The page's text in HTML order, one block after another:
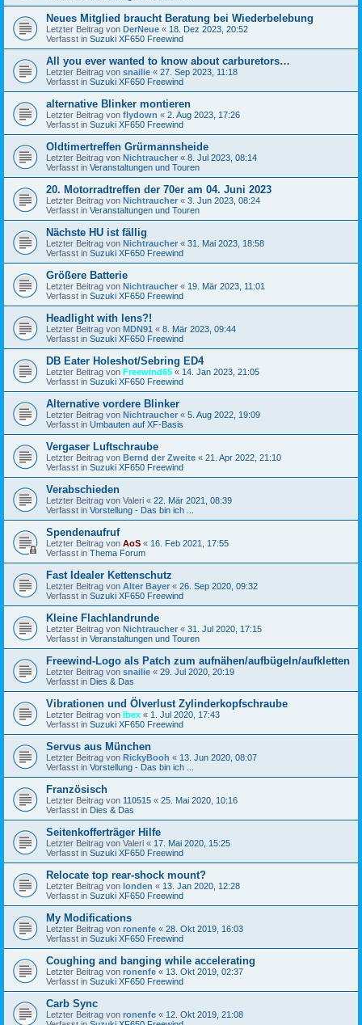
Neues Mitglied braucht Beratung bei Wiederbelebung
Letzter Beitrag von DerNeue « 18. Dez 2023, 20:52
Verfasst in Suzuki XF650 Freewind
All you ever wanted to know about carburetors…
Letzter Beitrag von snailie « 27. Sep 2023, 11:18
Verfasst in Suzuki XF650 Freewind
alternative Blinker montieren
Letzter Beitrag von flydown « 2. Aug 2023, 17:26
Verfasst in Suzuki XF650 Freewind
Oldtimertreffen Grürmannsheide
Letzter Beitrag von Nichtraucher « 8. Jul 2023, 08:14
Verfasst in Veranstaltungen und Touren
20. Motorradtreffen der 70er am 04. Juni 2023
Letzter Beitrag von Nichtraucher « 3. Jun 2023, 08:24
Verfasst in Veranstaltungen und Touren
Nächste HU ist fällig
Letzter Beitrag von Nichtraucher « 31. Mai 2023, 18:58
Verfasst in Suzuki XF650 Freewind
Größere Batterie
Letzter Beitrag von Nichtraucher « 19. Mär 2023, 11:01
Verfasst in Suzuki XF650 Freewind
Headlight with lens?!
Letzter Beitrag von MDN91 « 8. Mär 2023, 09:44
Verfasst in Suzuki XF650 Freewind
DB Eater Holeshot/Sebring ED4
Letzter Beitrag von Freewind65 « 14. Jan 2023, 21:05
Verfasst in Suzuki XF650 Freewind
Alternative vordere Blinker
Letzter Beitrag von Nichtraucher « 5. Aug 2022, 19:09
Verfasst in Umbauten auf XF-Basis
Vergaser Luftschraube
Letzter Beitrag von Bernd der Zweite « 21. Apr 2022, 21:10
Verfasst in Suzuki XF650 Freewind
Verabschieden
Letzter Beitrag von Valeri « 22. Mär 2021, 08:39
Verfasst in Vorstellung - Das bin ich ...
Spendenaufruf
Letzter Beitrag von AoS « 16. Feb 2021, 17:55
Verfasst in Thema Forum
Fast Idealer Kettenschutz
Letzter Beitrag von Alter Bayer « 26. Sep 2020, 09:32
Verfasst in Suzuki XF650 Freewind
Kleine Flachlandrunde
Letzter Beitrag von Nichtraucher « 31. Jul 2020, 17:15
Verfasst in Veranstaltungen und Touren
Freewind-Logo als Patch zum aufnähen/aufbügeln/aufkletten
Letzter Beitrag von snailie « 29. Jul 2020, 20:19
Verfasst in Dies & Das
Vibrationen und Ölverlust Zylinderkopfschraube
Letzter Beitrag von Ibex « 1. Jul 2020, 17:43
Verfasst in Suzuki XF650 Freewind
Servus aus München
Letzter Beitrag von RickyBooh « 13. Jun 2020, 08:07
Verfasst in Vorstellung - Das bin ich ...
Französisch
Letzter Beitrag von 110515 « 25. Mai 2020, 10:16
Verfasst in Dies & Das
Seitenkofferträger Hilfe
Letzter Beitrag von Valeri « 17. Mai 2020, 15:25
Verfasst in Suzuki XF650 Freewind
Relocate top rear-shock mount?
Letzter Beitrag von londen « 13. Jan 2020, 12:28
Verfasst in Suzuki XF650 Freewind
My Modifications
Letzter Beitrag von ronenfe « 28. Okt 2019, 16:03
Verfasst in Suzuki XF650 Freewind
Coughing and banging while accelerating
Letzter Beitrag von ronenfe « 13. Okt 2019, 02:37
Verfasst in Suzuki XF650 Freewind
Carb Sync
Letzter Beitrag von ronenfe « 12. Okt 2019, 21:08